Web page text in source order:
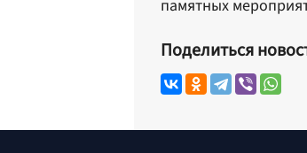
памятных
Поделиться